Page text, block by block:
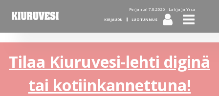
Perjantai 7.8.2026 - Lahja ja Yrsa
KIRJAUDU LUO TUNNUS
Tilaa Kiuruvesi-lehti diginä
tai kotiinkannettuna!